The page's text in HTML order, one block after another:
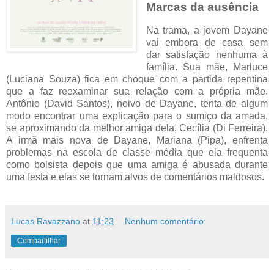
Marcas da ausência
Na trama, a jovem Dayane
vai embora de casa sem
dar satisfação nenhuma à
família. Sua mãe, Marluce
(Luciana Souza) fica em choque com a partida repentina
que a faz reexaminar sua relação com a própria mãe.
Antônio (David Santos), noivo de Dayane, tenta de algum
modo encontrar uma explicação para o sumiço da amada,
se aproximando da melhor amiga dela, Cecília (Di Ferreira).
A irmã mais nova de Dayane, Mariana (Pipa), enfrenta
problemas na escola de classe média que ela frequenta
como bolsista depois que uma amiga é abusada durante
uma festa e elas se tornam alvos de comentários maldosos.
Lucas Ravazzano at 11:23 Nenhum comentário:
Compartilhar